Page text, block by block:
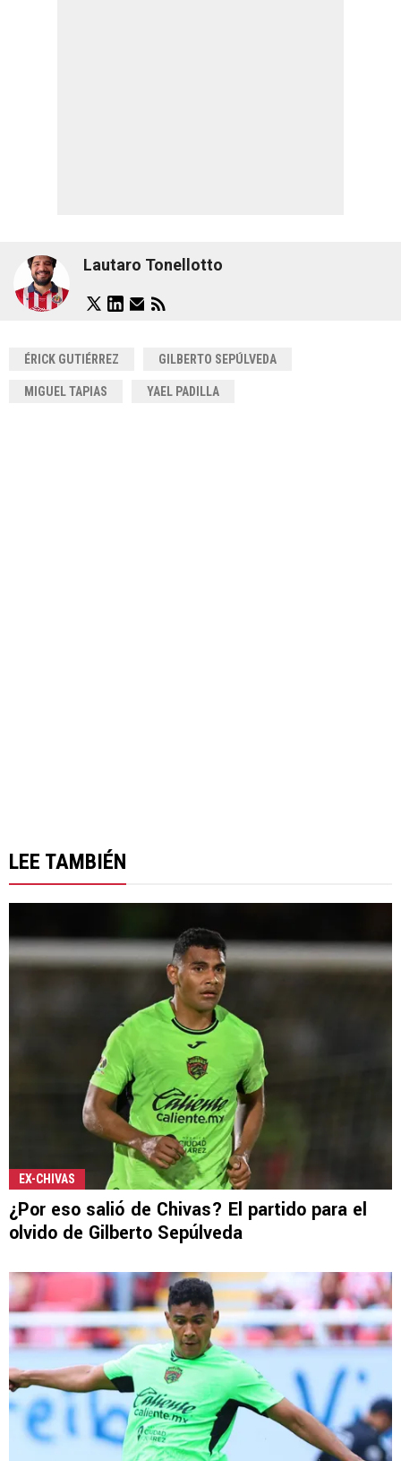
Lautaro Tonellotto
ÉRICK GUTIÉRREZ GILBERTO SEPÚLVEDA
MIGUEL TAPIAS YAEL PADILLA
LEE TAMBIÉN
EX-CHIVAS
¿Por eso salió de Chivas? El partido para el
olvido de Gilberto Sepúlveda